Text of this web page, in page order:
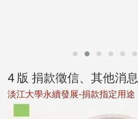
4 版 捐款徵信、其他消息
淡江大學永續發展-捐款指定用途